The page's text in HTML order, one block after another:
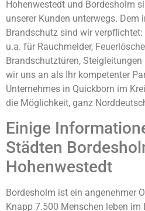
Hohenwestedt und Bordesholm
unserer Kunden unterwegs. Dem
Brandschutz sind wir
u.a. für Rauchmelder,
Brandschutztüren,
wir uns an als Ihr kompetenter
Unternehmes in Quickborn im
die Möglichkeit, ganz
Einige
Städten
Hohenwestedt
Bordesholm ist ein angenehmer
Knapp 7.500 Menschen leben